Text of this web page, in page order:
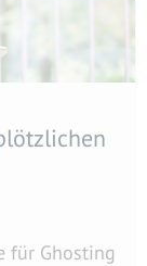
für Ghosting